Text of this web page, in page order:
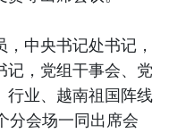
中央书记处书记，
记，党组干事会、党
行业、越南祖国阵线
分会场一同出席会